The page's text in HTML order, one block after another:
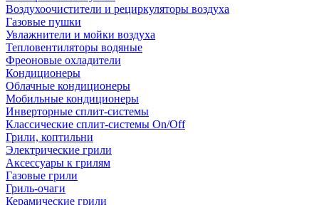
Воздухоочистители и рециркуляторы воздуха
Газовые пушки
Увлажнители и мойки воздуха
Тепловентиляторы водяные
Фреоновые охладители
Кондиционеры
Облачные кондиционеры
Мобильные кондиционеры
Инверторные сплит-системы
Классические сплит-системы On/Off
Грили, коптильни
Электрические грили
Аксессуары к грилям
Газовые грили
Гриль-очаги
Керамические грили